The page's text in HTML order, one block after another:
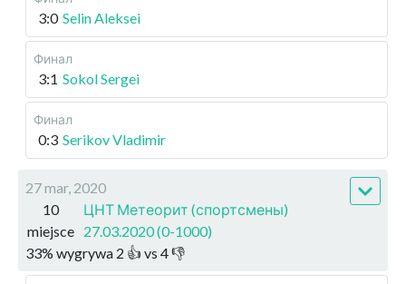
3:0 Selin Aleksei
Финал
3:1 Sokol Sergei
Финал
0:3 Serikov Vladimir
27 mar, 2020
10
miejsce
ЦНТ Метеорит (спортсмены)
27.03.2020 (0-1000)
33% wygrywa 2 👍 vs 4👎